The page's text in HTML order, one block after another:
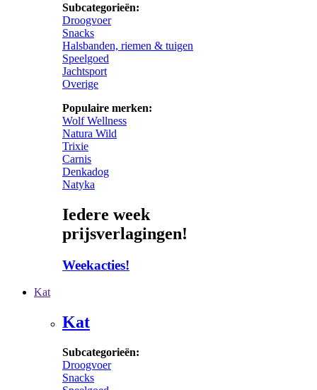
Subcategorieën:
Droogvoer
Snacks
Halsbanden, riemen & tuigen
Speelgoed
Jachtsport
Overige
Populaire merken:
Wolf Wellness
Natura Wild
Trixie
Carnis
Denkadog
Natyka
Iedere week
prijsverlagingen!
Weekacties!
Kat
Kat
Subcategorieën:
Droogvoer
Snacks